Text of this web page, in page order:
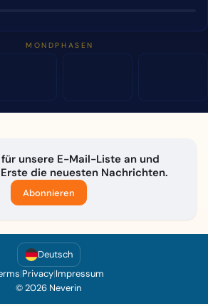
MONDPHASEN
unsere E-Mail-Liste an und
die neuesten Nachrichten.
Abonnieren
Deutsch
|Privacy|Impressum
© 2026 Neverin